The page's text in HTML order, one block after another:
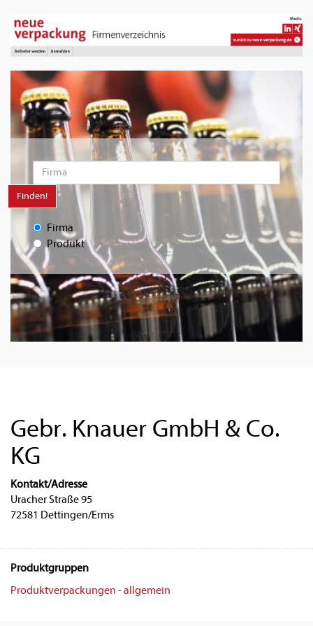
Finden!
Firma
Produkt
Gebr. Knauer GmbH & Co.
KG
Kontakt/Adresse
Uracher Straße 95
72581 Dettingen/Erms
Produktgruppen
Produktverpackungen - allgemein